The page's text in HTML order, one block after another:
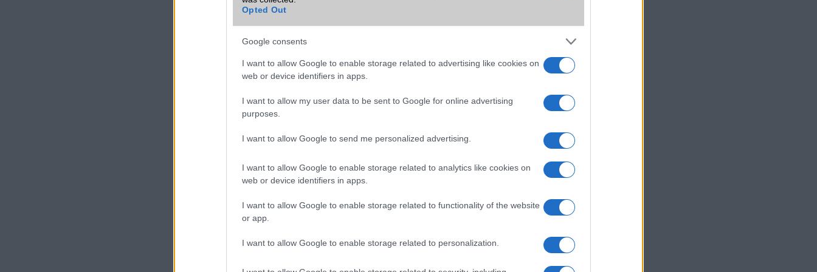
Opted Out
Google consents
I want to allow Google to enable storage related to advertising like cookies on
web or device identifiers in apps.
I want to allow my user data to be sent to Google for online advertising
purposes.
I want to allow Google to send me personalized advertising.
I want to allow Google to enable storage related to analytics like cookies on
web or device identifiers in apps.
I want to allow Google to enable storage related to functionality of the website
or app.
I want to allow Google to enable storage related to personalization.
(Japán)
Push to Talk
AKKUMULÁTOR
Visszatöltésre alkalmas (Power
Beszélgetési idő h /
Java Nincs